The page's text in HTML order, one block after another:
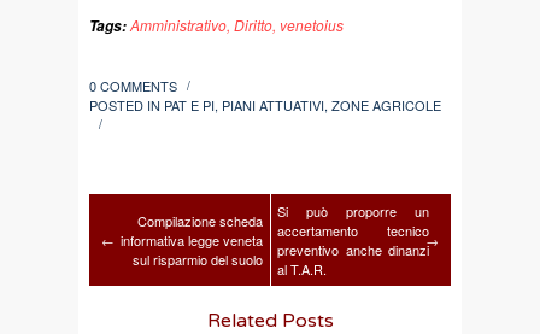
Tags:Amministrativo, Diritto, venetoius
0 COMMENTS /
POSTED IN PAT E PI, PIANI ATTUATIVI, ZONE AGRICOLE
/
←
Compilazione scheda
informativa legge veneta
sul risparmio del suolo
Si può proporre un
accertamento tecnico
preventivo anche dinanzi
al T.A.R.
→
Related Posts